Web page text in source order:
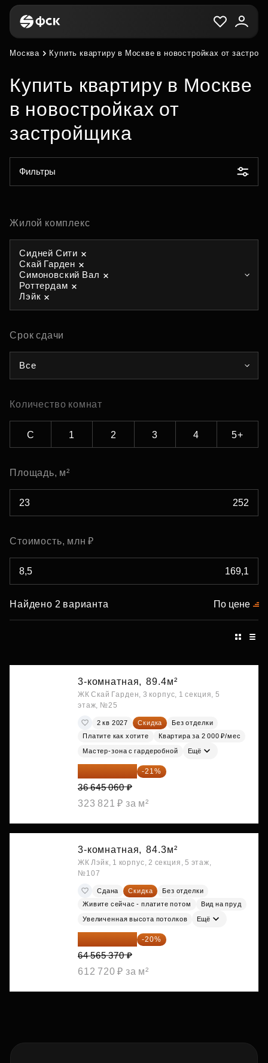
Москва Купить квартиру в Москве в новостройках от
Купить квартиру в Москве
в новостройках от
застройщика
Фильтры
Жилой комплекс
Сидней Сити
Скай Гарден
Симоновский Вал
Роттердам
Лэйк
Срок сдачи
Все
Количество комнат
С 1 2 3 4 5+
Площадь, м²
Стоимость, млн ₽
Найдено 2 варианта По цене
3-комнатная, 89.4м²
ЖК Скай Гарден, 3 корпус, 1 секция, 5
этаж, №25
2 кв 2027 Скидка
Без отделки
Платите как хотите
Квартира за 2 000 ₽/мес
Мастер-зона с гардеробной Ещё
28 949 597 ₽ -21%
36 645 060 ₽
323 821 ₽ за м²
3-комнатная, 84.3м²
ЖК Лэйк, 1 корпус, 2 секция, 5 этаж,
№107
Сдана Скидка
Без отделки
Живите сейчас - платите потом
Вид на пруд
Увеличенная высота потолков Ещё
51 652 296 ₽ -20%
64 565 370 ₽
612 720 ₽ за м²